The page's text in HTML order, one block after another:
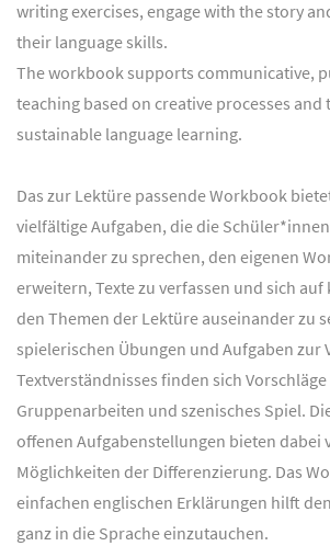
writing exercises, engage with the story
their language skills.
The workbook supports communicative,
teaching based on creative processes
sustainable language learning.
Das zur Lektüre passende Workbook
vielfältige Aufgaben, die die
miteinander zu sprechen, den eigenen
erweitern, Texte zu verfassen und sich auf
den Themen der Lektüre auseinander zu
spielerischen Übungen und Aufgaben zur
Textverständnisses finden sich
Gruppenarbeiten und szenisches Spiel.
offenen Aufgabenstellungen bieten dabei
Möglichkeiten der Differenzierung. Das
einfachen englischen Erklärungen hilft
ganz in die Sprache einzutauchen.